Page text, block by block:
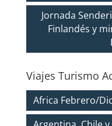
Jornada
Finlandés y
Viajes Turismo
Africa Febrero/